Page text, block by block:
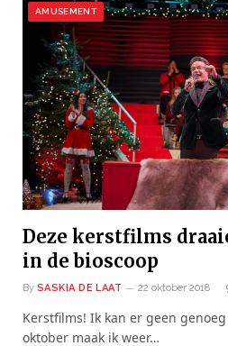
AMUSEMENT
Deze kerstfilms
in de bioscoop
By SASKIA DE LAAT 22 oktober 2018
Kerstfilms! Ik kan er geen
oktober maak ik weer…